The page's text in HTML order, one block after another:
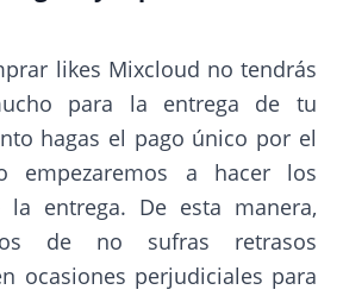
likes Mixcloud no tendrás
para la entrega de tu
hagas el pago único por el
empezaremos a hacer los
la entrega. De esta manera,
de no sufras retrasos
ocasiones perjudiciales para